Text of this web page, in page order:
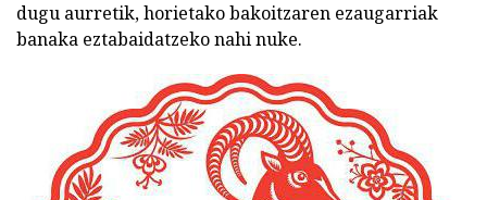
dugu aurretik, horietako bakoitzaren ezaugarriak
banaka eztabaidatzeko nahi nuke.